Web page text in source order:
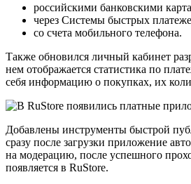
российскими банковскими
через Системы быстрых
со счета мобильного телефона.
Также обновился личный кабинет
нем отображается статистика по
себя информацию о покупках, их
Добавлены инструменты быстрой
сразу после загрузки приложение
на модерацию, после успешного
появляется в RuStore.